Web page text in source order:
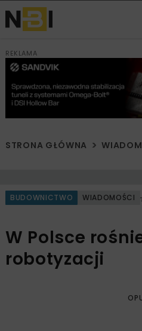
REKLAMA
STRONA GŁÓWNA
BUDOWNICTWO WIADOMOŚCI
W Polsce
robotyzacji